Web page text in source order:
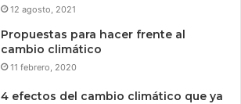
12 agosto, 2021
Propuestas para hacer frente al
cambio climático
11 febrero, 2020
4 efectos del cambio climático que ya